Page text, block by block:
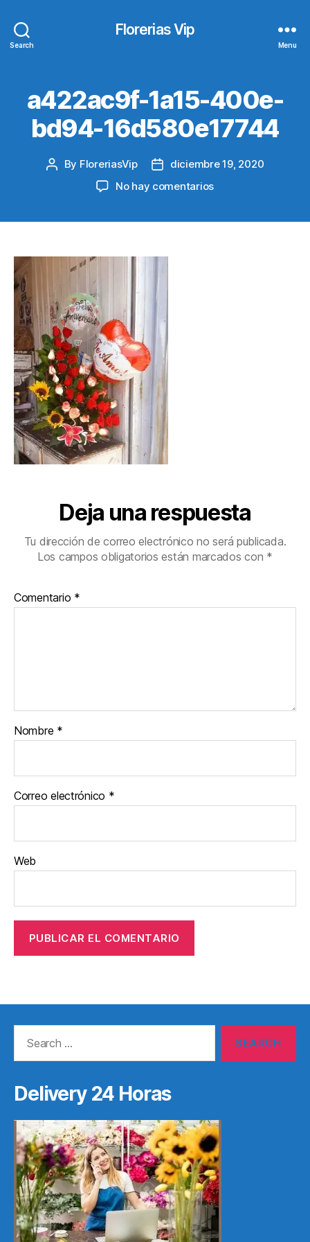
Search
Florerias Vip
Menu
a422ac9f-1a15-400e-
bd94-16d580e17744
Post
By FloreriasVip
Postdiciembre 19, 2020
No hay comentariosen
Deja una respuesta
Tu dirección de correo electrónico no será publicada.
Los campos obligatorios están marcados con *
Comentario *
Nombre *
Correo electrónico *
Web
Delivery 24 Horas